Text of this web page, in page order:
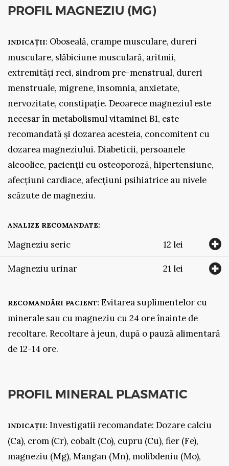
PROFIL MAGNEZIU (MG)
INDICAȚII: Oboseală, crampe musculare, dureri
musculare, slăbiciune musculară, aritmii,
extremități reci, sindrom pre-menstrual, dureri
menstruale, migrene, insomnia, anxietate,
nervozitate, constipație. Deoarece magneziul este
necesar în metabolismul vitaminei B1, este
recomandată și dozarea acesteia, concomitent cu
dozarea magneziului. Diabeticii, persoanele
alcoolice, pacienții cu osteoporoză, hipertensiune,
afecțiuni cardiace, afecțiuni psihiatrice au nivele
scăzute de magneziu.
ANALIZE RECOMANDATE:
Magneziu seric 12 lei
Magneziu urinar 21 lei
RECOMANDĂRI PACIENT: Evitarea suplimentelor cu
minerale sau cu magneziu cu 24 ore înainte de
recoltare. Recoltare à jeun, după o pauză alimentară
de 12-14 ore.
PROFIL MINERAL PLASMATIC
INDICAȚII: Investigatii recomandate: Dozare calciu
(Ca), crom (Cr), cobalt (Co), cupru (Cu), fier (Fe),
magneziu (Mg), Mangan (Mn), molibdeniu (Mo),